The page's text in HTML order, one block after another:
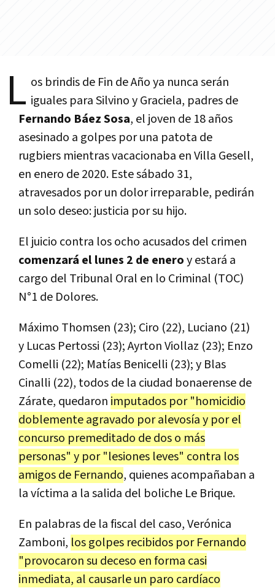
L os brindis de Fin de Año ya nunca serán
iguales para Silvino y Graciela, padres de
Fernando Báez Sosa, el joven de 18 años
asesinado a golpes por una patota de
rugbiers mientras vacacionaba en Villa Gesell,
en enero de 2020. Este sábado 31,
atravesados por un dolor irreparable, pedirán
un solo deseo: justicia por su hijo.
El juicio contra los ocho acusados del crimen
comenzará el lunes 2 de eneroy estará a
cargo del Tribunal Oral en lo Criminal (TOC)
N°1 de Dolores.
Máximo Thomsen (23); Ciro (22), Luciano (21)
y Lucas Pertossi (23); Ayrton Viollaz (23); Enzo
Comelli (22); Matías Benicelli (23); y Blas
Cinalli (22), todos de la ciudad bonaerense de
Zárate, quedaron imputados por "homicidio
doblemente agravado por alevosía y por el
concurso premeditado de dos o más
personas" y por "lesiones leves" contra los
amigos de Fernando, quienes acompañaban a
la víctima a la salida del boliche Le Brique.
En palabras de la fiscal del caso, Verónica
Zamboni, los golpes recibidos por Fernando
"provocaron su deceso en forma casi
inmediata, al causarle un paro cardíaco